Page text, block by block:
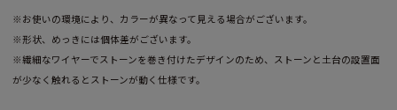
※お使いの環境により、カラーが異なって見える場合がございます。
※形状、めっきには個体差がございます。
※繊細なワイヤーでストーンを巻き付けたデザインのため、ストーンと土台の設置面
が少なく触れるとストーンが動く仕様です。